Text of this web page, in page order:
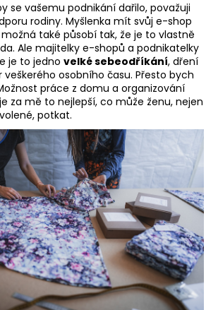
se vašemu podnikání dařilo, považuji
rodiny. Myšlenka mít svůj e-shop
také působí tak, že je to vlastně
Ale majitelky e-shopů a podnikatelky
je to jedno velké sebeodříkání, dření
osobního času. Přesto bych
práce z domu a organizování
za mě to nejlepší, co může ženu, nejen
potkat.